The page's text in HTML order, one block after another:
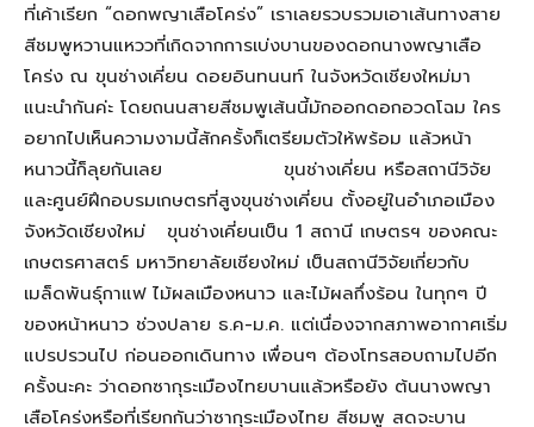
ที่เค้าเรียก “ดอกพญาเสือโคร่ง” เราเลยรวบรวมเอาเส้นทางสาย
สีชมพูหวานแหววที่เกิดจากการเบ่งบานของดอกนางพญาเสือ
โคร่ง ณ ขุนช่างเคี่ยน ดอยอินทนนท์ ในจังหวัดเชียงใหม่มา
แนะนำกันค่ะ โดยถนนสายสีชมพูเส้นนี้มักออกดอกอวดโฉม ใคร
อยากไปเห็นความงามนี้สักครั้งก็เตรียมตัวให้พร้อม แล้วหน้า
หนาวนี้ก็ลุยกันเลย ขุนช่างเคี่ยน หรือสถานีวิจัย
และศูนย์ฝึกอบรมเกษตรที่สูงขุนช่างเคี่ยน ตั้งอยู่ในอำเภอเมือง
จังหวัดเชียงใหม่ ขุนช่างเคี่ยนเป็น 1 สถานี เกษตรฯ ของคณะ
เกษตรศาสตร์ มหาวิทยาลัยเชียงใหม่ เป็นสถานีวิจัยเกี่ยวกับ
เมล็ดพันธุ์กาแฟ ไม้ผลเมืองหนาว และไม้ผลกึ่งร้อน ในทุกๆ ปี
ของหน้าหนาว ช่วงปลาย ธ.ค-ม.ค. แต่เนื่องจากสภาพอากาศเริ่ม
แปรปรวนไป ก่อนออกเดินทาง เพื่อนๆ ต้องโทรสอบถามไปอีก
ครั้งนะคะ ว่าดอกซากุระเมืองไทยบานแล้วหรือยัง ต้นนางพญา
เสือโคร่งหรือที่เรียกกันว่าซากุระเมืองไทย สีชมพู สดจะบาน